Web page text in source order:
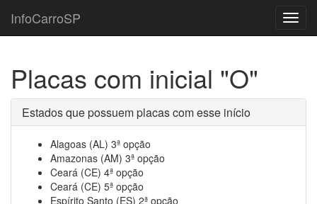
InfoCarroSP
Placas com inicial "O"
Estados que possuem placas com esse início
Alagoas (AL) 3ª opção
Amazonas (AM) 3ª opção
Ceará (CE) 4ª opção
Ceará (CE) 5ª opção
Espírito Santo (ES) 2ª opção